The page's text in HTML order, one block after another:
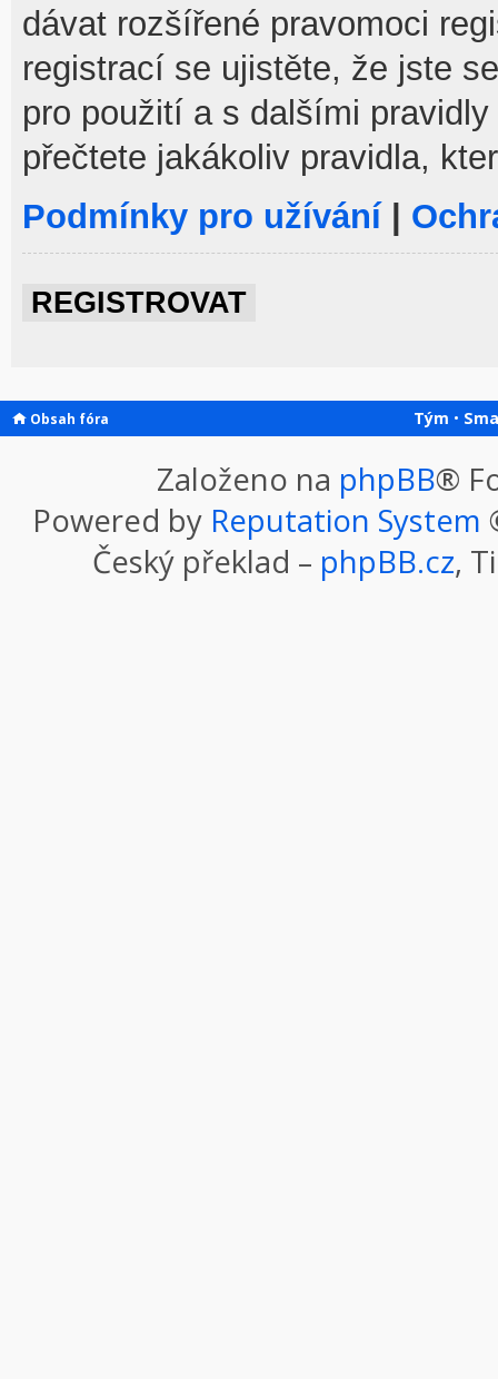
dávat rozšířené pravomoci
registrací se ujistěte, že jste
pro použití a s dalšími
přečtete jakákoliv pravidla,
Podmínky pro užívání|
REGISTROVAT
Obsah fóra Tým •
Založeno na phpBB®
Powered by Reputation System
Český překlad – phpBB.cz,